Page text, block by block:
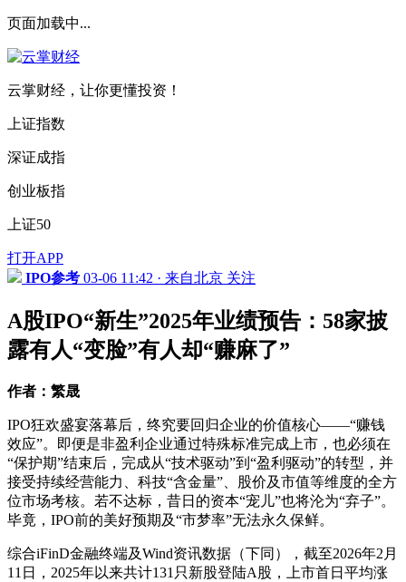
页面加载中...
云掌财经，让你更懂投资！
上证指数
深证成指
创业板指
上证50
打开APP
IPO参考 03-06 11:42 · 来自北京 关注
A股IPO“新生”2025年业绩预告：58家披
露有人“变脸”有人却“赚麻了”
作者：繁晟
IPO狂欢盛宴落幕后，终究要回归企业的价值核心——“赚钱
效应”。即便是非盈利企业通过特殊标准完成上市，也必须在
“保护期”结束后，完成从“技术驱动”到“盈利驱动”的转型，并
接受持续经营能力、科技“含金量”、股价及市值等维度的全方
位市场考核。若不达标，昔日的资本“宠儿”也将沦为“弃子”。
毕竟，IPO前的美好预期及“市梦率”无法永久保鲜。
综合iFinD金融终端及Wind资讯数据（下同），截至2026年2月
11日，2025年以来共计131只新股登陆A股，上市首日平均涨